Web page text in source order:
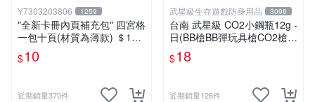
Y7303203806 1259
"全新卡冊內頁補充包" 四宮格
一包十頁(材質為薄款) ＄10
元 (下單最少十包)
$10
近期銷量370件
武星級生存遊戲防身用品 3096
台南 武星級 CO2小鋼瓶12g -
日(BB槍BB彈玩具槍CO2槍長
槍短槍模型槍壓縮氣瓶氮氣瓶
$18
近期銷量126件